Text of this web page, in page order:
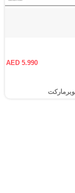
AED 5.990